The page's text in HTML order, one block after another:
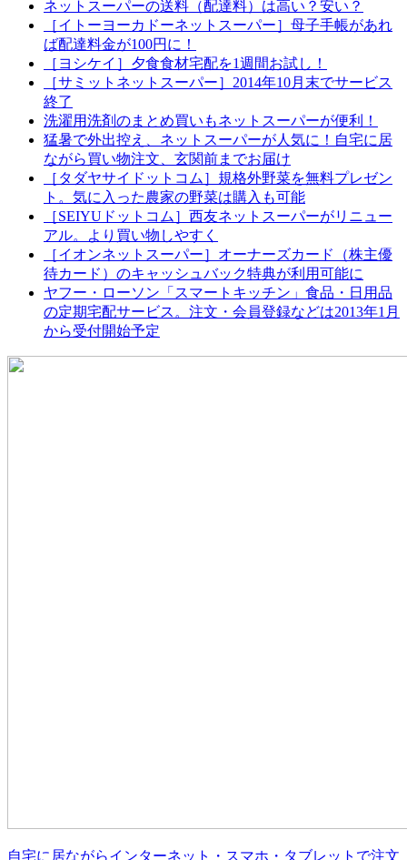
ネットスーパーの送料（配達料）は高い？安い？
［イトーヨーカドーネットスーパー］母子手帳があれ
ば配達料金が100円に！
［ヨシケイ］夕食食材宅配を1週間お試し！
［サミットネットスーパー］2014年10月末でサービス
終了
洗濯用洗剤のまとめ買いもネットスーパーが便利！
猛暑で外出控え、ネットスーパーが人気に！自宅に居
ながら買い物注文、玄関前までお届け
［タダヤサイドットコム］規格外野菜を無料プレゼン
ト。気に入った農家の野菜は購入も可能
［SEIYUドットコム］西友ネットスーパーがリニュー
アル。より買い物しやすく
［イオンネットスーパー］オーナーズカード（株主優
待カード）のキャッシュバック特典が利用可能に
ヤフー・ローソン「スマートキッチン」食品・日用品
の定期宅配サービス。注文・会員登録などは2013年1月
から受付開始予定
自宅に居ながらインターネット・スマホ・タブレットで注文